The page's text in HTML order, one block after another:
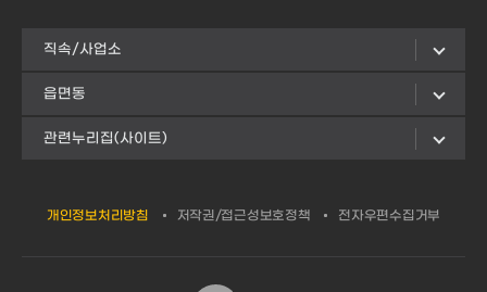
직속/사업소
읍면동
관련누리집(사이트)
개인정보처리방침 저작권/접근성보호정책 전자우편수집거부